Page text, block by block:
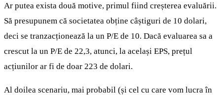
Ar putea exista două motive, primul fiind creșterea evaluării.
Să presupunem că societatea obține câștiguri de 10 dolari,
deci se tranzacționează la un P/E de 10. Dacă evaluarea sa a
crescut la un P/E de 22,3, atunci, la același EPS, prețul
acțiunilor ar fi de doar 223 de dolari.
Al doilea scenariu, mai probabil (și cel cu care vom lucra în